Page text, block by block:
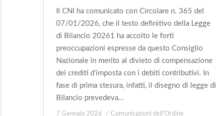
Il CNI ha comunicato con Circolare n. 365 del
07/01/2026, che il testo definitivo della Legge
di Bilancio 20261 ha accolto le forti
preoccupazioni espresse da questo Consiglio
Nazionale in merito al divieto di compensazione
dei crediti d’imposta con i debiti contributivi. In
fase di prima stesura, infatti, il disegno di legge di
Bilancio prevedeva…
7 Gennaio 2026
Comunicazioni dell'Ordine